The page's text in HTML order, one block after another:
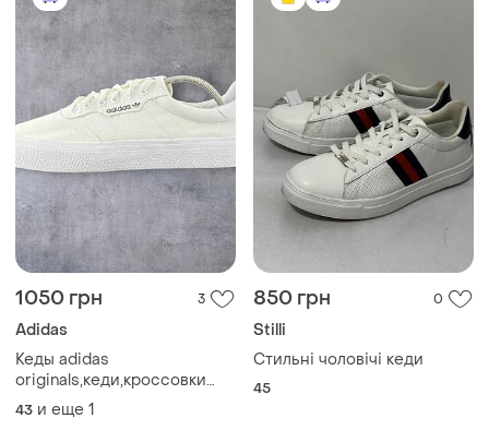
1050 грн 3
Adidas
Кеды adidas
originals,кеди,кроссовки
оригинал кросівки оригінал
43 и еще 1
850 грн 0
Stilli
Стильні чоловічі кеди
45